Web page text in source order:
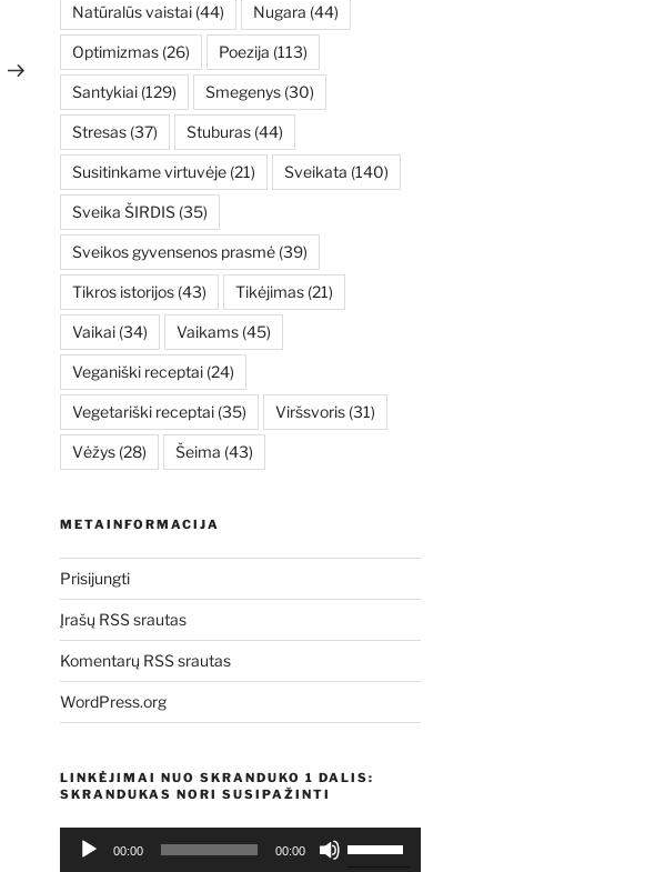
įrašas
Natūralūs vaistai(44) Nugara (44)
Optimizmas(26) Poezija (113)
Santykiai(129) Smegenys(30)
Stresas(37) Stuburas(44)
Susitinkame virtuvėje(21) Sveikata (140)
Sveika ŠIRDIS(35)
Sveikos gyvensenos prasmė(39)
Tikros istorijos(43) Tikėjimas(21)
Vaikai(34) Vaikams(45)
Veganiški receptai(24)
Vegetariški receptai(35) Viršsvoris(31)
Vėžys(28) Šeima (43)
METAINFORMACIJA
Prisijungti
Įrašų RSS srautas
Komentarų RSS srautas
WordPress.org
LINKĖJIMAI NUO SKRANDUKO 1 DALIS:
SKRANDUKAS NORI SUSIPAŽINTI
Audio
grotuvas
00:00 00:00